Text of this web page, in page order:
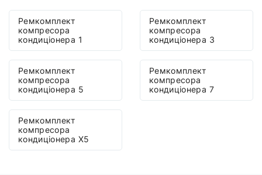
Ремкомплект
компресора
кондиціонера 1
Ремкомплект
компресора
кондиціонера 3
Ремкомплект
компресора
кондиціонера 5
Ремкомплект
компресора
кондиціонера 7
Ремкомплект
компресора
кондиціонера X5